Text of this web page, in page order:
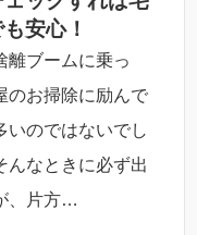
安心！
離ブームに乗っ
のお掃除に励んで
いのではないでし
んなときに必ず出
、片方…